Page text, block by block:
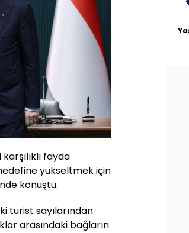
fayda
yükseltmek için
konuştu.
turist sayılarından
arasındaki bağların